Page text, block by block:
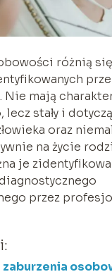
różnią
Nie mają
lecz stały i
oraz
na życie
je
przez
zaburzenia